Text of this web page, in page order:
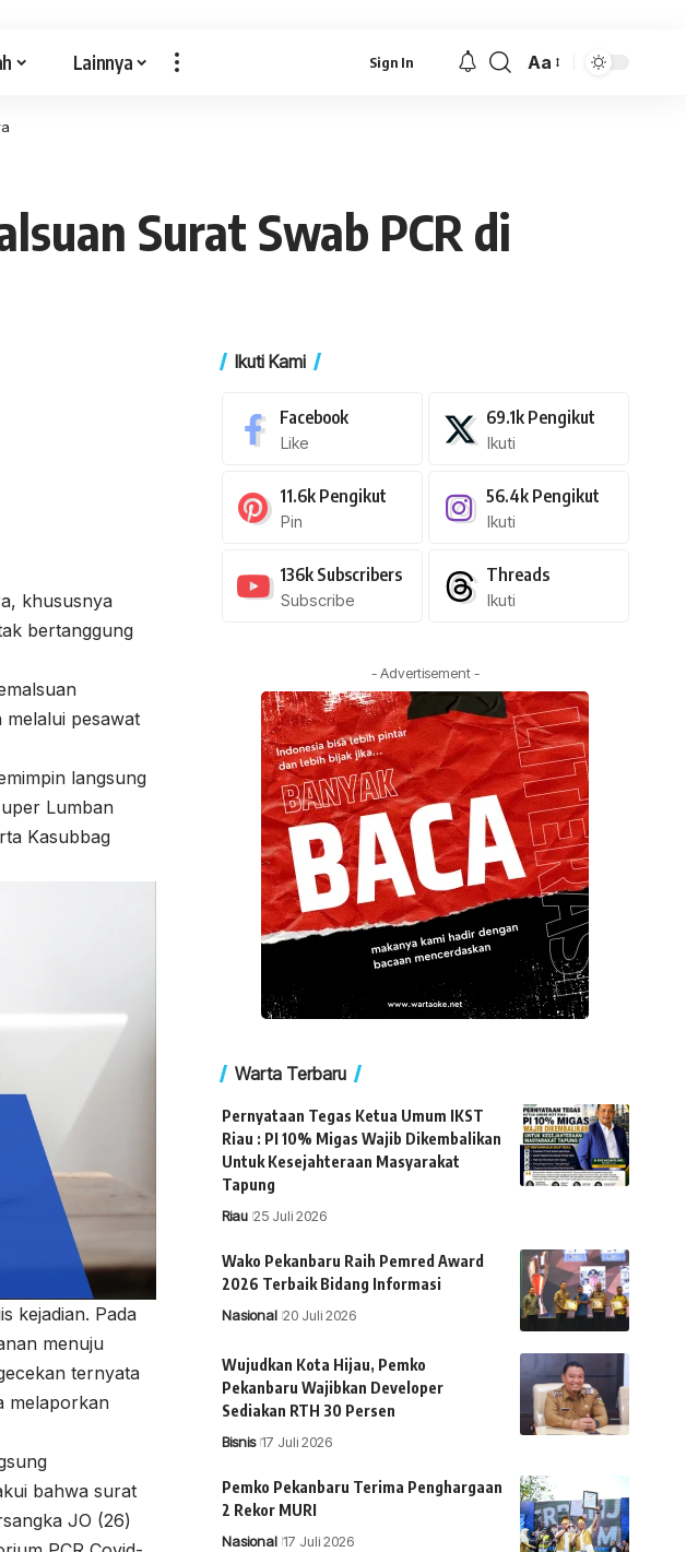
Lainnya Sign In
Font
Aa
Surat Swab PCR di
khususnya
bertanggung
pesawat
langsung
Lumban
Kasubbag
kejadian. Pada
menuju
ternyata
melaporkan
bahwa surat
JO (26)
Ikuti Kami
Facebook
Like
69.1k Pengikut
Ikuti
11.6k Pengikut
Pin
56.4k Pengikut
Ikuti
136k Subscribers
Subscribe
Threads
Ikuti
- Advertisement -
Warta Terbaru
Pernyataan Tegas Ketua Umum IKST
Riau : PI 10% Migas Wajib Dikembalikan
Untuk Kesejahteraan Masyarakat
Tapung
Riau 25 Juli 2026
Wako Pekanbaru Raih Pemred Award
2026 Terbaik Bidang Informasi
Nasional 20 Juli 2026
Wujudkan Kota Hijau, Pemko
Pekanbaru Wajibkan Developer
Sediakan RTH 30 Persen
Bisnis 17 Juli 2026
Pemko Pekanbaru Terima Penghargaan
2 Rekor MURI
Nasional 17 Juli 2026